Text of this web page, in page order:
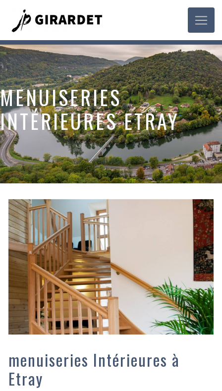
MENUISERIES
INTÉRIEURES ETRAY
menuiseries Intérieures à
Etray